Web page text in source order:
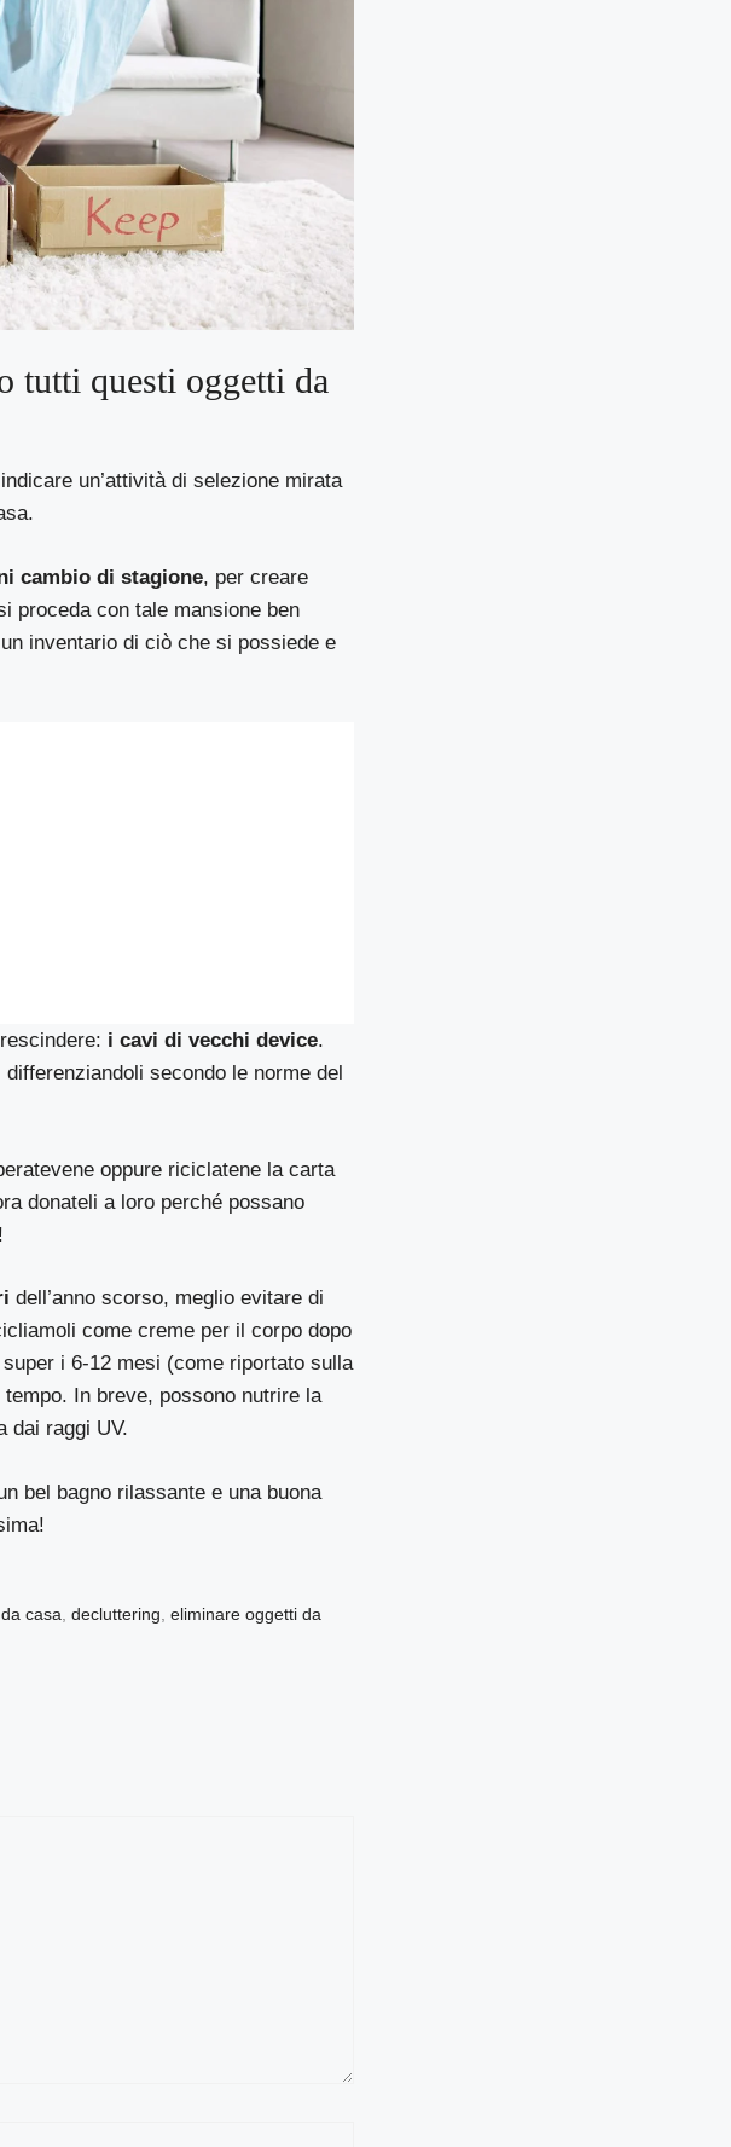
tutti questi oggetti da
un’attività di selezione mirata
cambio di stagione, per creare
proceda con tale mansione ben
inventario di ciò che si possiede e
i cavi di vecchi device.
secondo le norme del
oppure riciclatene la carta
donateli a loro perché possano
dell’anno scorso, meglio evitare di
come creme per il corpo dopo
i 6-12 mesi (come riportato sulla
In breve, possono nutrire la
dai raggi UV.
bel bagno rilassante e una buona
casa ,decluttering ,eliminare oggetti da